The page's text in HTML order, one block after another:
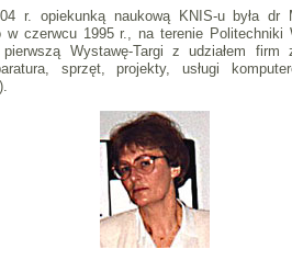
r. opiekunką naukową KNIS-u była dr
w czerwcu 1995 r., na terenie Politechniki
Wystawę-Targi z udziałem firm
sprzęt, projekty, usługi